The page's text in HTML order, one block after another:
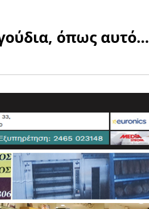
όπως αυτό...